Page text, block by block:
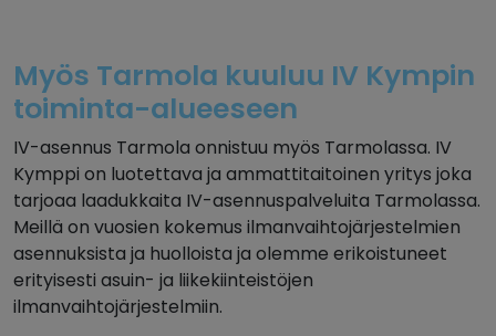
Myös Tarmola kuuluu IV Kympin
toiminta-alueeseen
IV-asennus Tarmola onnistuu myös Tarmolassa. IV
Kymppi on luotettava ja ammattitaitoinen yritys joka
tarjoaa laadukkaita IV-asennuspalveluita Tarmolassa.
Meillä on vuosien kokemus ilmanvaihtojärjestelmien
asennuksista ja huolloista ja olemme erikoistuneet
erityisesti asuin- ja liikekiinteistöjen
ilmanvaihtojärjestelmiin.